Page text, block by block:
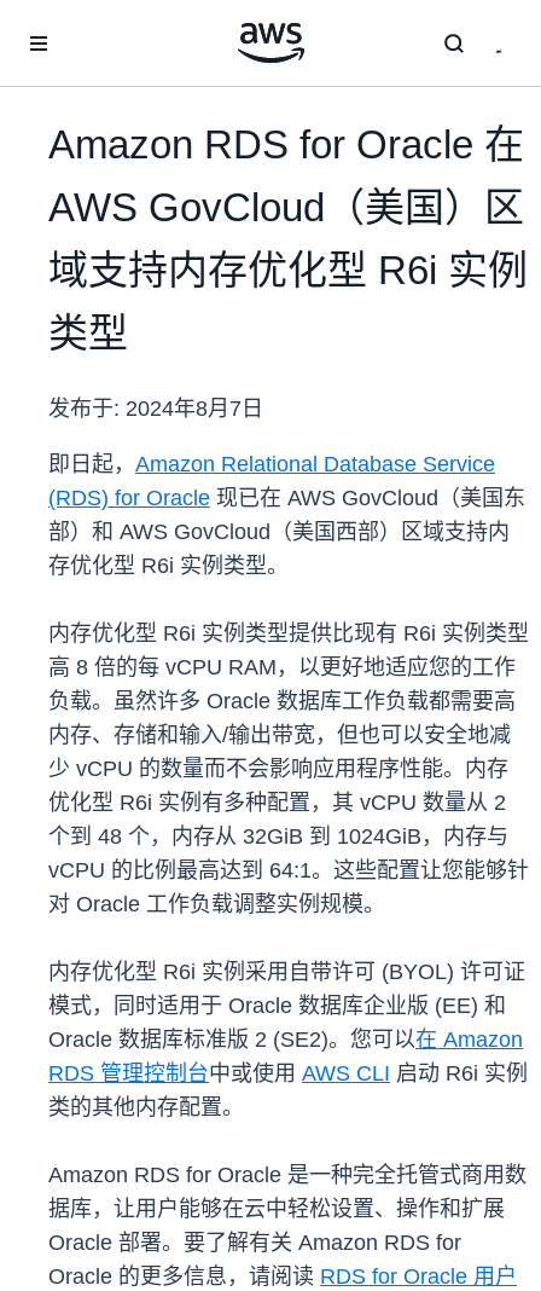
Amazon RDS for Oracle 在
AWS GovCloud（美国）区
域支持内存优化型 R6i 实例
类型
发布于: 2024年8月7日
即日起， Amazon Relational Database Service
(RDS) for Oracle 现已在 AWS GovCloud（美国东
部）和 AWS GovCloud（美国西部）区域支持内
存优化型 R6i 实例类型。
内存优化型 R6i 实例类型提供比现有 R6i 实例类型
高 8 倍的每 vCPU RAM，以更好地适应您的工作
负载。虽然许多 Oracle 数据库工作负载都需要高
内存、存储和输入/输出带宽，但也可以安全地减
少 vCPU 的数量而不会影响应用程序性能。内存
优化型 R6i 实例有多种配置，其 vCPU 数量从 2
个到 48 个，内存从 32GiB 到 1024GiB，内存与
vCPU 的比例最高达到 64:1。这些配置让您能够针
对 Oracle 工作负载调整实例规模。
内存优化型 R6i 实例采用自带许可 (BYOL) 许可证
模式，同时适用于 Oracle 数据库企业版 (EE) 和
Oracle 数据库标准版 2 (SE2)。您可以在 Amazon
RDS 管理控制台中或使用 AWS CLI 启动 R6i 实例
类的其他内存配置。
Amazon RDS for Oracle 是一种完全托管式商用数
据库，让用户能够在云中轻松设置、操作和扩展
Oracle 部署。要了解有关 Amazon RDS for
Oracle 的更多信息，请阅读 RDS for Oracle 用户